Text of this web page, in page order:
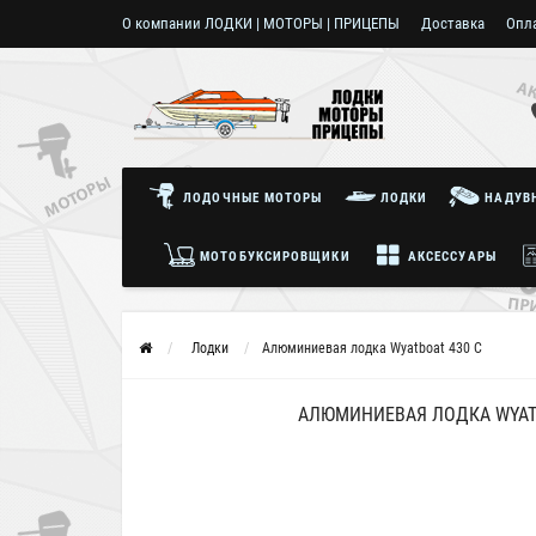
О компании ЛОДКИ | МОТОРЫ | ПРИЦЕПЫ Доставка
ЛОДОЧНЫЕ МОТОРЫ ЛОДКИ
МОТОБУКСИРОВЩИКИ АКСЕССУАРЫ
Лодки Алюминиевая лодка Wyatboat 430 С
АЛЮМИНИЕВАЯ ЛОДКА